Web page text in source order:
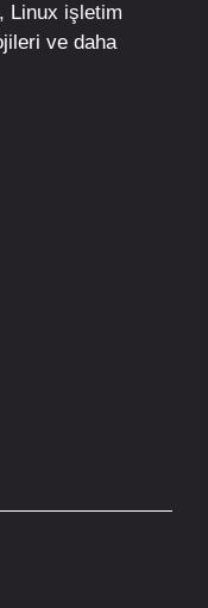
, Linux işletim
ve daha